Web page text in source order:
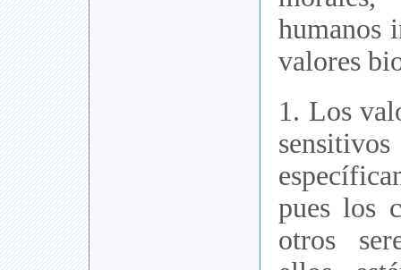
humanos
valores
1. Los
pues los
otros